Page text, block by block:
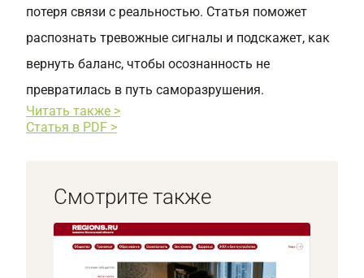
потеря связи с реальностью. Статья поможет
распознать тревожные сигналы и подскажет, как
вернуть баланс, чтобы осознанность не
превратилась в путь саморазрушения.
Читать также >
Статья в PDF >
Смотрите также